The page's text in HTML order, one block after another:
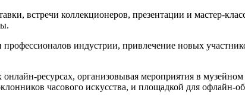
встречи коллекционеров, презентации и мастер-
индустрии, привлечение новых
ресурсах, организовывая мероприятия в
часового искусства, и площадкой для